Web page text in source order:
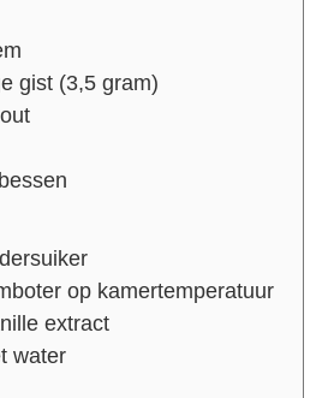
gist (3,5 gram)
op kamertemperatuur
extract
water